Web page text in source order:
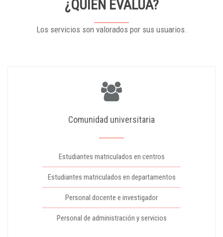
¿QUIÉN EVALÚA?
Los servicios son valorados por sus usuarios.
Comunidad universitaria
Estudiantes matriculados en centros
Estudiantes matriculados en departamentos
Personal docente e investigador
Personal de administración y servicios